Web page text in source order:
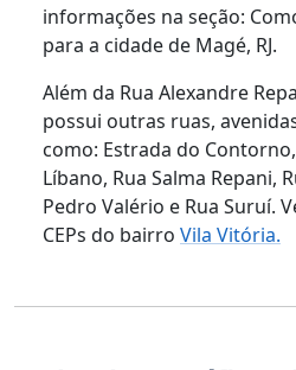
informações na seção:
para a cidade de Magé, RJ.
Além da Rua Alexandre
possui outras ruas,
como: Estrada do
Líbano, Rua Salma Repani,
Pedro Valério e Rua Suruí.
CEPs do bairro Vila Vitória.